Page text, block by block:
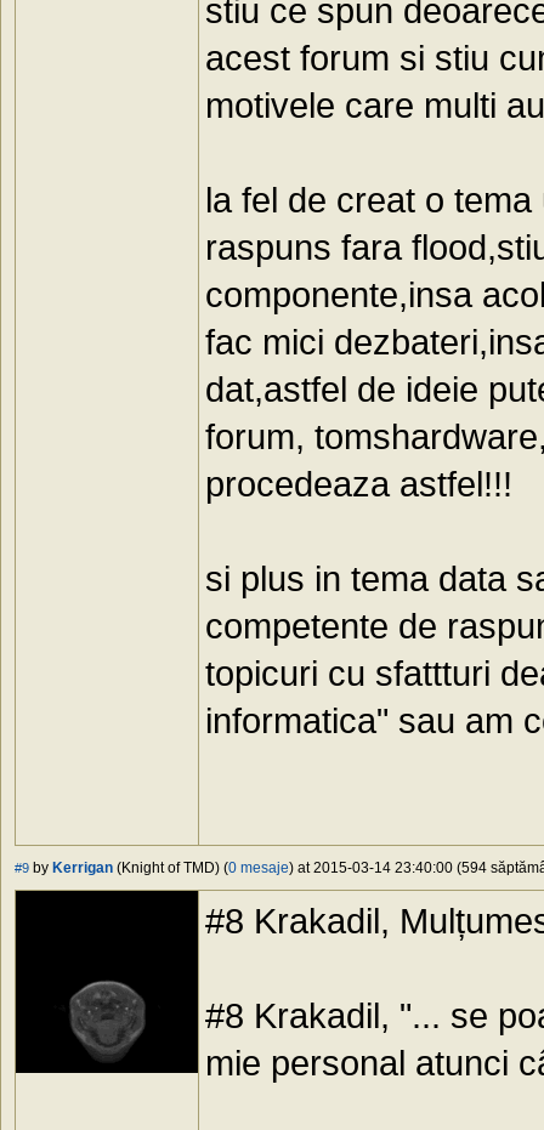
stiu ce spun
acest forum si stiu
motivele care multi
la fel de creat o
raspuns fara
componente,insa
fac mici
dat,astfel de ideie
forum,
procedeaza astfel!!!
si plus in tema data
competente de
topicuri cu sfattturi
informatica" sau am
#9 by Kerrigan (Knight of TMD) (0 mesaje) at 2015-03-14 23:40:00 (594
#8 Krakadil,
#8 Krakadil, "... se
mie personal atunci